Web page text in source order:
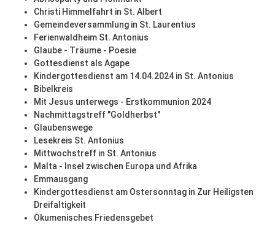
Christi Himmelfahrt in St. Albert
Gemeindeversammlung in St. Laurentius
Ferienwaldheim St. Antonius
Glaube - Träume - Poesie
Gottesdienst als Agape
Kindergottesdienst am 14.04.2024 in St. Antonius
Bibelkreis
Mit Jesus unterwegs - Erstkommunion 2024
Nachmittagstreff "Goldherbst"
Glaubenswege
Lesekreis St. Antonius
Mittwochstreff in St. Antonius
Malta - Insel zwischen Europa und Afrika
Emmausgang
Kindergottesdienst am Ostersonntag in Zur Heiligsten
Dreifaltigkeit
Ökumenisches Friedensgebet